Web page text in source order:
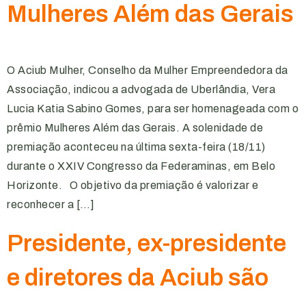
Mulheres Além das Gerais
O Aciub Mulher, Conselho da Mulher Empreendedora da
Associação, indicou a advogada de Uberlândia, Vera
Lucia Katia Sabino Gomes, para ser homenageada com o
prêmio Mulheres Além das Gerais. A solenidade de
premiação aconteceu na última sexta-feira (18/11)
durante o XXIV Congresso da Federaminas, em Belo
Horizonte. O objetivo da premiação é valorizar e
reconhecer a […]
Presidente, ex-presidente
e diretores da Aciub são